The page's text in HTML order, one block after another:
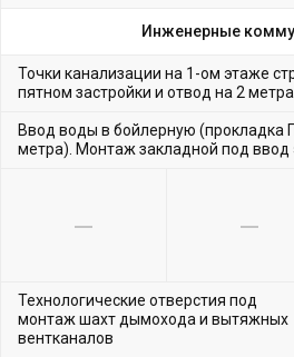
Инженерные
Точки канализации на 1-ом этаже
пятном застройки и отвод на 2
Ввод воды в бойлерную (прокладка
метра). Монтаж закладной под ввод
Технологические отверстия под
монтаж шахт дымохода и вытяжных
вентканалов